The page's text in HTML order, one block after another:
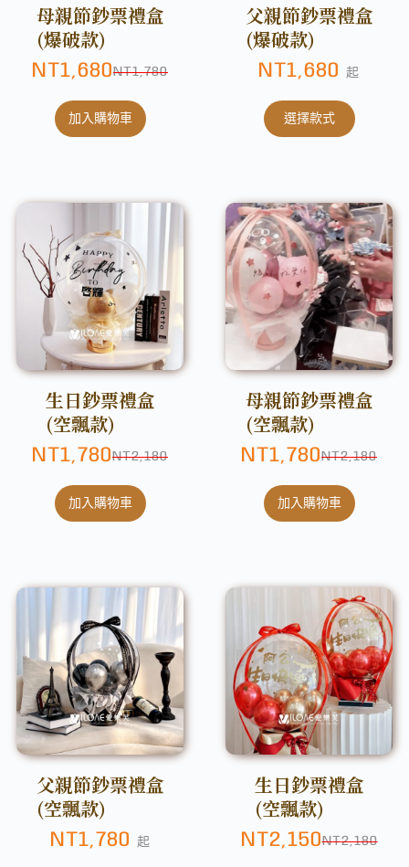
母親節鈔票禮盒
(爆破款)
NT1,780
NT1,680
加入購物車
父親節鈔票禮盒
(爆破款)
NT1,680 起
選擇款式
生日鈔票禮盒
(空飄款)
NT2,180
NT1,780
加入購物車
母親節鈔票禮盒
(空飄款)
NT2,180
NT1,780
加入購物車
父親節鈔票禮盒
(空飄款)
NT1,780 起
生日鈔票禮盒
(空飄款)
NT2,180
NT2,150